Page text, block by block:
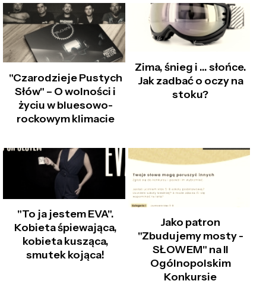
"Czarodzieje Pustych
Słów" – O wolności i
życiu w bluesowo-
rockowym klimacie
Zima, śnieg i … słońce.
Jak zadbać o oczy na
stoku?
"To ja jestem EVA".
Kobieta śpiewająca,
kobieta kusząca,
smutek kojąca!
Jako patron
"Zbudujemy mosty -
SŁOWEM" na II
Ogólnopolskim
Konkursie